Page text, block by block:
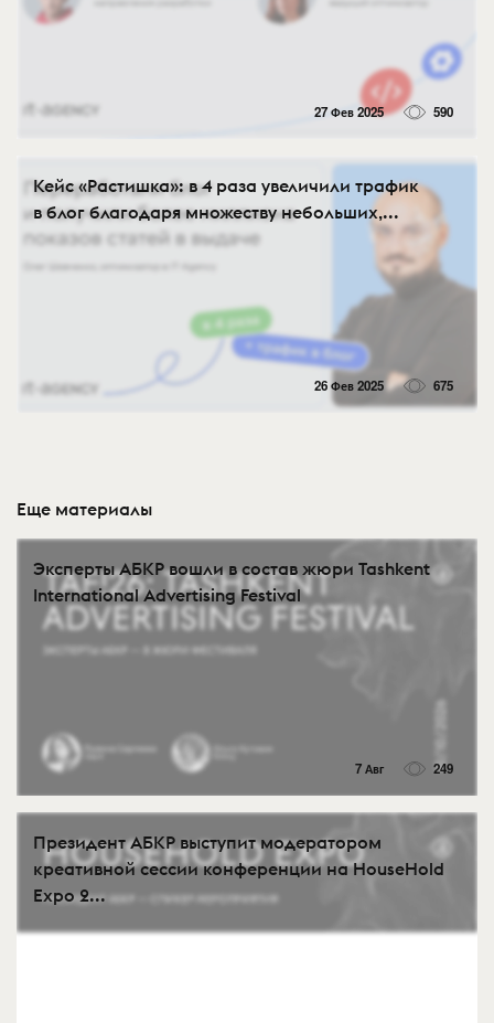
27 Фев 2025 590
Кейс «Растишка»: в 4 раза увеличили трафик
в блог благодаря множеству небольших,...
26 Фев 2025 675
Еще материалы
Эксперты АБКР вошли в состав жюри Tashkent
International Advertising Festival
7 Авг 249
Президент АБКР выступит модератором
креативной сессии конференции на HouseHold
Expo 2...